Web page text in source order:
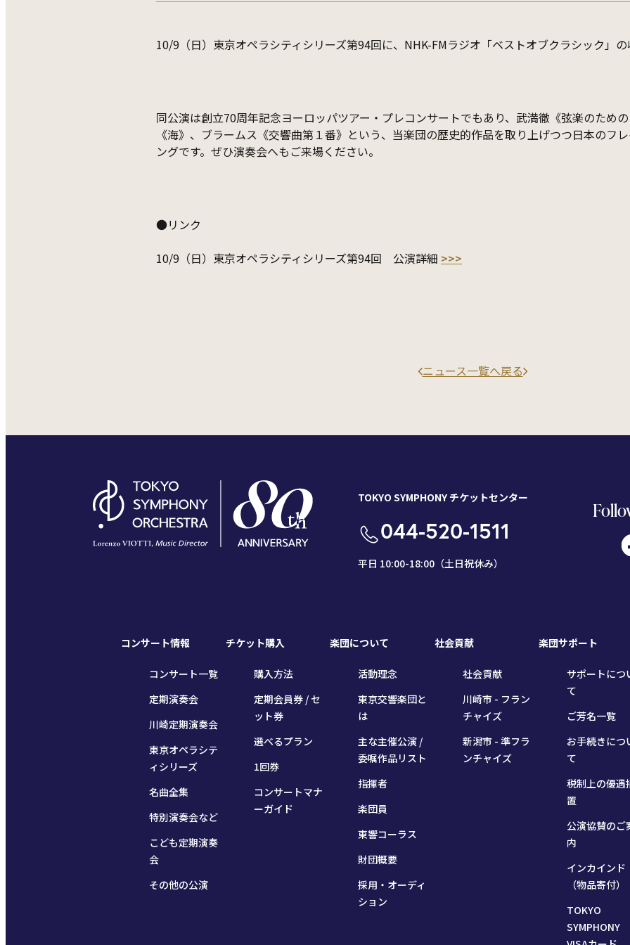
10/9（日）東京オペラシティシリーズ第94回に、NHK-FMラジオ「ベストオブクラシック」
同公演は創立70周年記念ヨーロッパツアー・プレコンサートでもあり、武満徹《弦楽のため
《海》、ブラームス《交響曲第１番》という、当楽団の歴史的作品を取り上げつつ日本のフ
ングです。ぜひ演奏会へもご来場ください。
●リンク
10/9（日）東京オペラシティシリーズ第94回 公演詳細 >>>
ニュース一覧へ戻る
TOKYO SYMPHONY チケットセンター
044-520-1511
平日 10:00-18:00（土日祝休み）
コンサート情報
コンサート一覧
定期演奏会
川崎定期演奏会
東京オペラシテ
ィシリーズ
名曲全集
特別演奏会など
こども定期演奏
会
その他の公演
チケット購入
購入方法
定期会員券 / セ
ット券
選べるプラン
1回券
コンサートマナ
ーガイド
楽団について
活動理念
東京交響楽団と
は
主な主催公演 /
委嘱作品リスト
指揮者
楽団員
東響コーラス
財団概要
採用・オーディ
ション
社会貢献
社会貢献
川崎市 - フラン
チャイズ
新潟市 - 準フラ
ンチャイズ
楽団サポート
サポートにつ
て
ご芳名一覧
お手続きにつ
て
税制上の優遇
置
公演協賛のご
内
インカインド
（物品寄付）
TOKYO
SYMPHONY